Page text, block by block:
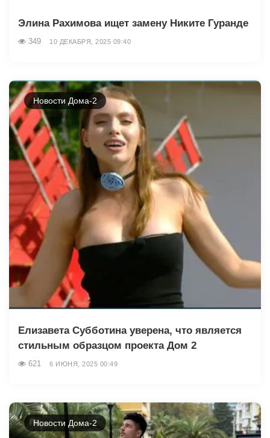
Элина Рахимова ищет замену Никите Гуранде
349 10 ДЕКАБРЯ, 2025 09:40
Новости Дома-2
Елизавета Субботина уверена, что является
стильным образцом проекта Дом 2
621 6 ИЮНЯ, 2025 00:49
Новости Дома-2